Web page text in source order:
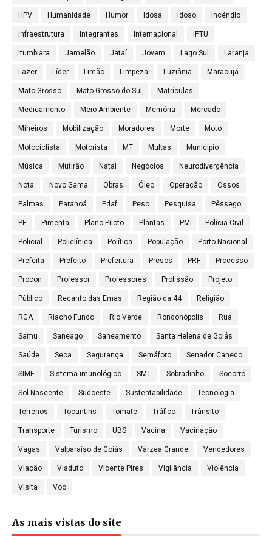
HPV Humanidade Humor Idosa Idoso Incêndio
Infraestrutura Integrantes Internacional IPTU
Itumbiara Jamelão Jataí Jovem Lago Sul Laranja
Lazer Líder Limão Limpeza Luziânia Maracujá
Mato Grosso Mato Grosso do Sul Matrículas
Medicamento Meio Ambiente Memória Mercado
Mineiros Mobilização Moradores Morte Moto
Motociclista Motorista MT Multas Município
Música Mutirão Natal Negócios Neurodivergência
Nota Novo Gama Obras Óleo Operação Ossos
Palmas Paranoá Pdaf Peso Pesquisa Pêssego
PF Pimenta Plano Piloto Plantas PM Polícia Civil
Policial Policlínica Política População Porto Nacional
Prefeita Prefeito Prefeitura Presos PRF Processo
Procon Professor Professores Profissão Projeto
Público Recanto das Emas Região da 44 Religião
RGA Riacho Fundo Rio Verde Rondonópolis Rua
Samu Saneago Saneamento Santa Helena de Goiás
Saúde Seca Segurança Semáforo Senador Canedo
SIME Sistema imunológico SMT Sobradinho Socorro
Sol Nascente Sudoeste Sustentabilidade Tecnologia
Terrenos Tocantins Tomate Tráfico Trânsito
Transporte Turismo UBS Vacina Vacinação
Vagas Valparaíso de Goiás Várzea Grande Vendedores
Viação Viaduto Vicente Pires Vigilância Violência
Visita Voo
As mais vistas do site